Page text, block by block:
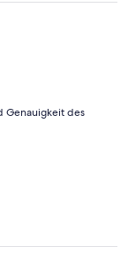
Genauigkeit des